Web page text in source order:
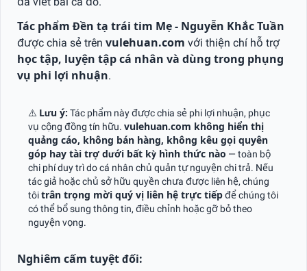
Tác phẩm Đền tạ trái tim Mẹ - Nguyễn Khắc Tuần
được chia sẻ trên vulehuan.com với thiện chí hỗ trợ
học tập, luyện tập cá nhân và dùng trong phụng
vụ phi lợi nhuận.
⚠️ Lưu ý: Tác phẩm này được chia sẻ phi lợi nhuận, phục
vụ cộng đồng tín hữu. vulehuan.com không hiển thị
quảng cáo, không bán hàng, không kêu gọi quyên
góp hay tài trợ dưới bất kỳ hình thức nào — toàn bộ
chi phí duy trì do cá nhân chủ quản tự nguyện chi trả. Nếu
tác giả hoặc chủ sở hữu quyền chưa được liên hệ, chúng
tôitrân trọng mời quý vị liên hệ trực tiếpđể chúng tôi
có thể bổ sung thông tin, điều chỉnh hoặc gỡ bỏ theo
nguyện vọng.
Nghiêm cấm tuyệt đối: